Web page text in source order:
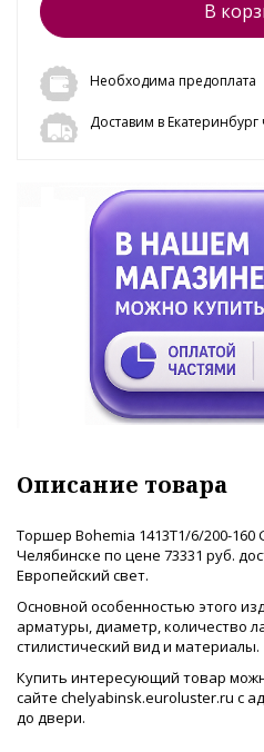
В
Необходима предоплата
Доставим в Екатеринбург
Описание товара
Торшер Bohemia 1413T1/6/200-160
Челябинске по цене 73331 руб.
Европейский свет.
Основной особенностью этого
арматуры, диаметр, количество
стилистический вид и материалы.
Купить интересующий товар
сайте chelyabinsk.euroluster.ru с
до двери.